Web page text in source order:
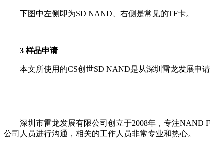
下图中左侧即为SD NAND、右侧是常见的TF卡。
3 样品申请
本文所使用的CS创世SD NAND是从深圳雷龙发展申请
深圳市雷龙发展有限公司创立于2008年，专注NAND
公司人员进行沟通，相关的工作人员非常专业和热心。